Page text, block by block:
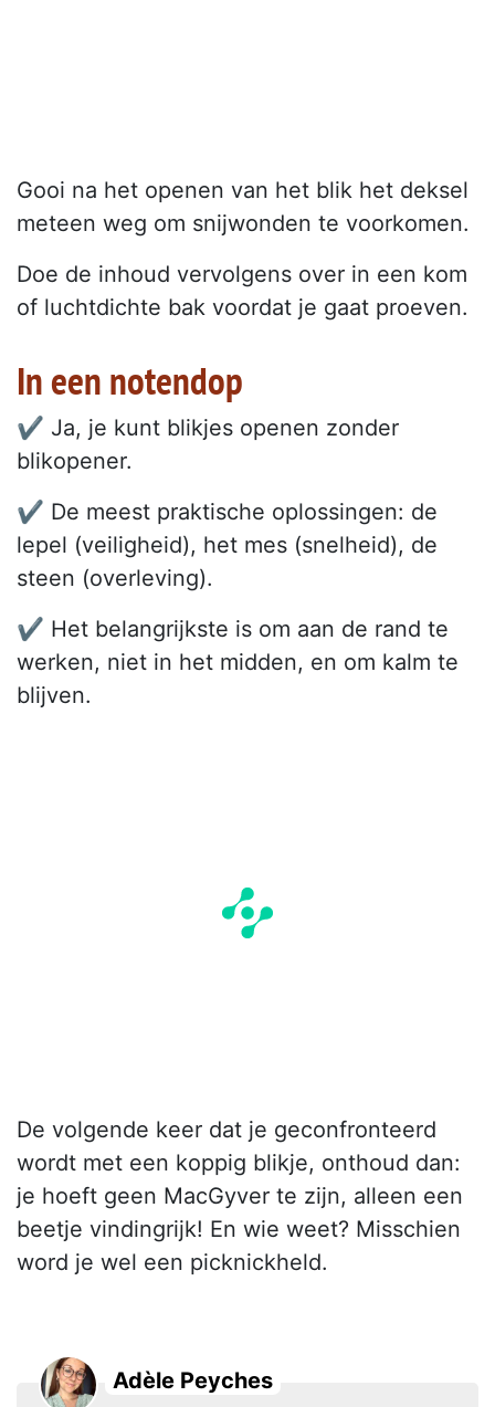
Gooi na het openen van het blik het deksel
meteen weg om snijwonden te voorkomen.
Doe de inhoud vervolgens over in een kom
of luchtdichte bak voordat je gaat proeven.
In een notendop
✔️ Ja, je kunt blikjes openen zonder
blikopener.
✔️ De meest praktische oplossingen: de
lepel (veiligheid), het mes (snelheid), de
steen (overleving).
✔️ Het belangrijkste is om aan de rand te
werken, niet in het midden, en om kalm te
blijven.
De volgende keer dat je geconfronteerd
wordt met een koppig blikje, onthoud dan:
je hoeft geen MacGyver te zijn, alleen een
beetje vindingrijk! En wie weet? Misschien
word je wel een picknickheld.
Adèle Peyches